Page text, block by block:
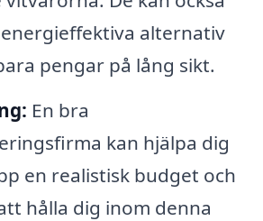
alternativ
pengar på lång sikt.
En bra
kan hjälpa dig
en realistisk budget och
hålla dig inom denna